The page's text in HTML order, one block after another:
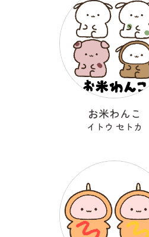
お米わんこ
イトウ セトカ